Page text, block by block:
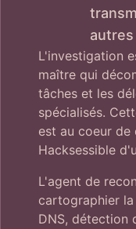
L'investigation
maître qui
tâches et les
spécialisés.
est au coeur
Hacksessible
L'agent de
cartographier
DNS, détection